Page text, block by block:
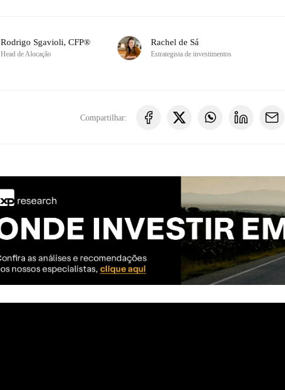
Rodrigo Sgavioli, CFP®
Head de Alocação
Rachel de Sá
Estrategista de investimentos
Compartilhar: